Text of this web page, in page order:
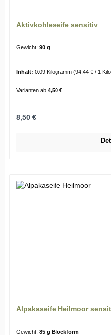
Aktivkohleseife sensitiv
Gewicht: 90 g
Inhalt: 0.09 Kilogramm (94,44 € / 1
Varianten ab4,50 €
Regulärer Preis:
8,50 €
Alpakaseife Heilmoor
Gewicht: 85 g Blockform